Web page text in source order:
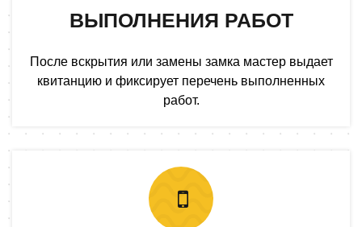
ВЫПОЛНЕНИЯ РАБОТ
После вскрытия или замены замка мастер выдает
квитанцию и фиксирует перечень выполненных
работ.